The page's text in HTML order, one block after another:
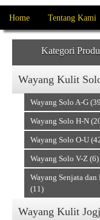
Home Tentang Kami
Kategori
Wayang Kulit
Wayang Solo A-G
Wayang Solo H-N
Wayang Solo O-U
Wayang Solo V-Z (6)
Wayang Senjata dan
(11)
Wayang Kulit